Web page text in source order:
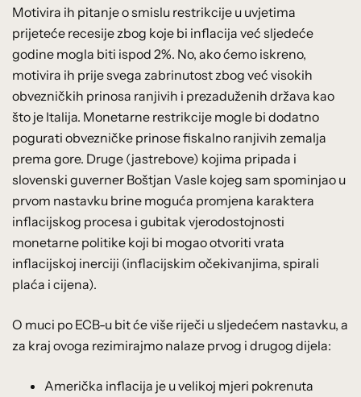
Motivira ih pitanje o smislu restrikcije u uvjetima
prijeteće recesije zbog koje bi inflacija već sljedeće
godine mogla biti ispod 2%. No, ako ćemo iskreno,
motivira ih prije svega zabrinutost zbog već visokih
obvezničkih prinosa ranjivih i prezaduženih država kao
što je Italija. Monetarne restrikcije mogle bi dodatno
pogurati obvezničke prinose fiskalno ranjivih zemalja
prema gore. Druge (jastrebove) kojima pripada i
slovenski guverner Boštjan Vasle kojeg sam spominjao u
prvom nastavku brine moguća promjena karaktera
inflacijskog procesa i gubitak vjerodostojnosti
monetarne politike koji bi mogao otvoriti vrata
inflacijskoj inerciji (inflacijskim očekivanjima, spirali
plaća i cijena).
O muci po ECB-u bit će više riječi u sljedećem nastavku, a
za kraj ovoga rezimirajmo nalaze prvog i drugog dijela:
Američka inflacija je u velikoj mjeri pokrenuta